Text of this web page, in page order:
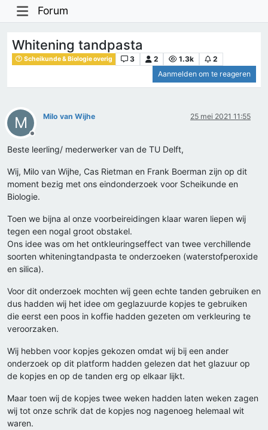
Forum
Whitening tandpasta
Scheikunde & Biologie overig 3 2 1.3k
2
Aanmelden om te reageren
M
Offline
Milo van Wijhe 25 mei 2021 11:55
Beste leerling/ mederwerker van de TU Delft,
Wij, Milo van Wijhe, Cas Rietman en Frank Boerman zijn op dit
moment bezig met ons eindonderzoek voor Scheikunde en
Biologie.
Toen we bijna al onze voorbeireidingen klaar waren liepen wij
tegen een nogal groot obstakel.
Ons idee was om het ontkleuringseffect van twee verchillende
soorten whiteningtandpasta te onderzoeken (waterstofperoxide
en silica).
Voor dit onderzoek mochten wij geen echte tanden gebruiken en
dus hadden wij het idee om geglazuurde kopjes te gebruiken
die eerst een poos in koffie hadden gezeten om verkleuring te
veroorzaken.
Wij hebben voor kopjes gekozen omdat wij bij een ander
onderzoek op dit platform hadden gelezen dat het glazuur op
de kopjes en op de tanden erg op elkaar lijkt.
Maar toen wij de kopjes twee weken hadden laten weken zagen
wij tot onze schrik dat de kopjes nog nagenoeg helemaal wit
waren.